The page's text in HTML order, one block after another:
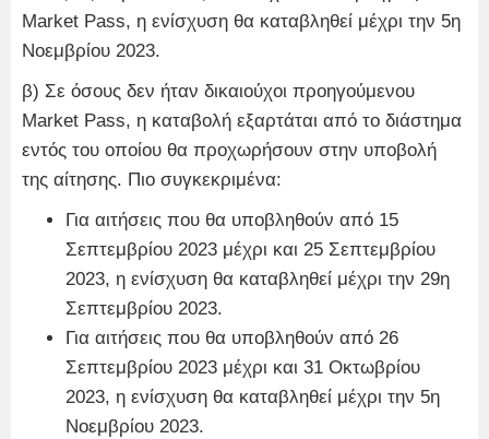
Market Pass, η ενίσχυση θα καταβληθεί μέχρι την 5η
Νοεμβρίου 2023.
β) Σε όσους δεν ήταν δικαιούχοι προηγούμενου
Market Pass, η καταβολή εξαρτάται από το διάστημα
εντός του οποίου θα προχωρήσουν στην υποβολή
της αίτησης. Πιο συγκεκριμένα:
Για αιτήσεις που θα υποβληθούν από 15
Σεπτεμβρίου 2023 μέχρι και 25 Σεπτεμβρίου
2023, η ενίσχυση θα καταβληθεί μέχρι την 29η
Σεπτεμβρίου 2023.
Για αιτήσεις που θα υποβληθούν από 26
Σεπτεμβρίου 2023 μέχρι και 31 Οκτωβρίου
2023, η ενίσχυση θα καταβληθεί μέχρι την 5η
Νοεμβρίου 2023.